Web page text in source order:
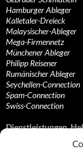
Hamburger Ableger
Kalletaler-Dreieck
Malaysischer-Ableger
Mega-Firmennetz
Münchener Ableger
Philipp Reisener
Rumänischer Ableger
Seychellen-Connection
Spam-Connection
Swiss-Connection
Dienstleistungen,